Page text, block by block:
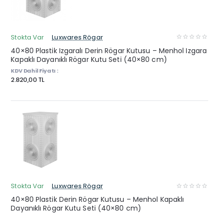
Stokta Var Luxwares Rögar
40×80 Plastik Izgaralı Derin Rögar Kutusu – Menhol Izgara
Kapaklı Dayanıklı Rögar Kutu Seti (40×80 cm)
KDV Dahil Fiyatı :
2.820,00 TL
Stokta Var Luxwares Rögar
40×80 Plastik Derin Rögar Kutusu – Menhol Kapaklı
Dayanıklı Rögar Kutu Seti (40×80 cm)